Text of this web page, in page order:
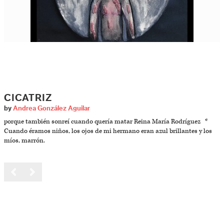
CICATRIZ
by Andrea González Aguilar
porque también sonreí cuando quería matar Reina María Rodríguez *
Cuando éramos niños, los ojos de mi hermano eran azul brillantes y los
míos, marrón.